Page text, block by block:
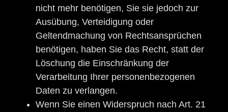
nicht mehr benötigen, Sie sie jedoch zur
Ausübung, Verteidigung oder
Geltendmachung von Rechtsansprüchen
benötigen, haben Sie das Recht, statt der
Löschung die Einschränkung der
Verarbeitung Ihrer personenbezogenen
Daten zu verlangen.
Wenn Sie einen Widerspruch nach Art. 21